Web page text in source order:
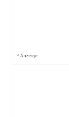
* Anzeige